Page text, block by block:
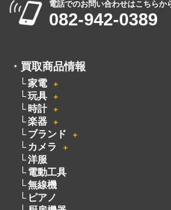
広島県広島市中区大手町５丁目9-2
営業時間：10:00～19:00
電話でのお問い合わせはこちらから
082-942-0389
買取商品情報
家電 ＋
玩具 ＋
時計 ＋
楽器 ＋